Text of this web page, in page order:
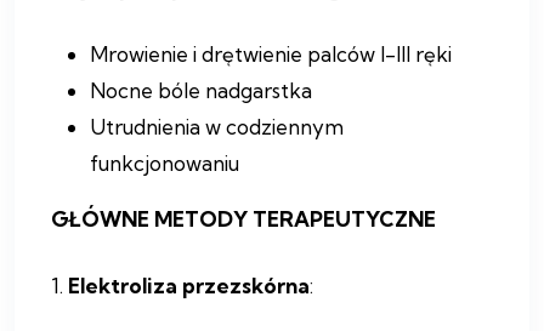
Mrowienie i drętwienie palców I-III ręki
Nocne bóle nadgarstka
Utrudnienia w codziennym
funkcjonowaniu
GŁÓWNE METODY TERAPEUTYCZNE
1. Elektroliza przezskórna: